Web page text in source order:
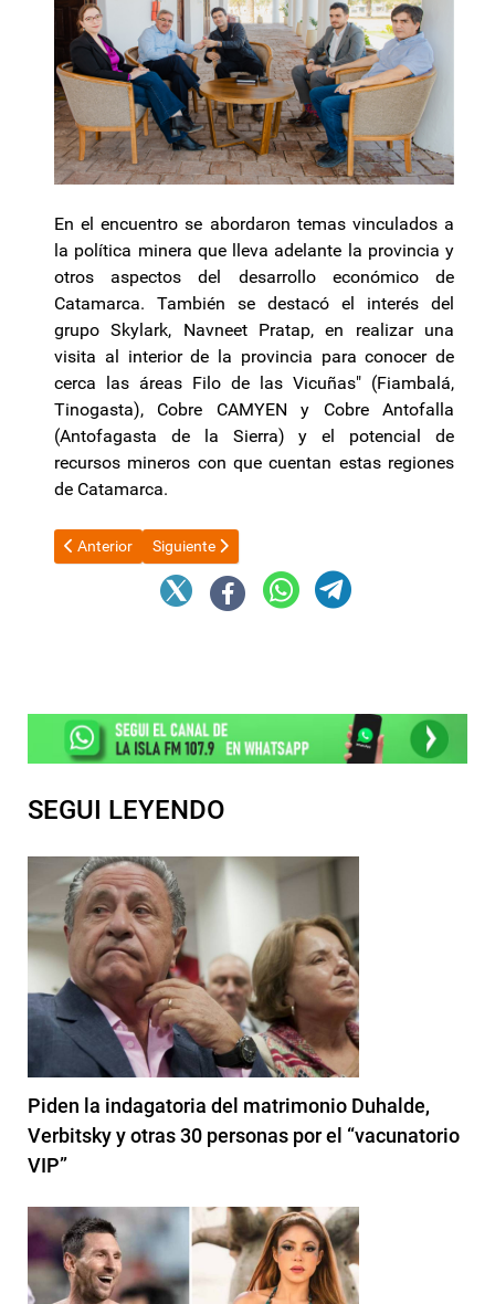
En el encuentro se abordaron temas vinculados a
la política minera que lleva adelante la provincia y
otros aspectos del desarrollo económico de
Catamarca. También se destacó el interés del
grupo Skylark, Navneet Pratap, en realizar una
visita al interior de la provincia para conocer de
cerca las áreas Filo de las Vicuñas" (Fiambalá,
Tinogasta), Cobre CAMYEN y Cobre Antofalla
(Antofagasta de la Sierra) y el potencial de
recursos mineros con que cuentan estas regiones
de Catamarca.
Artículo anterior: Luis Caputo habló de los beneficios del
Anterior Artículo siguiente: Marchioli es un "mamarracho"
Siguiente
SEGUI LEYENDO
Piden la indagatoria del matrimonio Duhalde,
Verbitsky y otras 30 personas por el “vacunatorio
VIP”